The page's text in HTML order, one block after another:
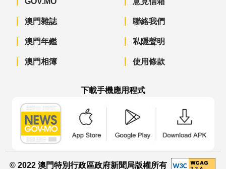
澳門雜誌
澳門年鑑
澳門相簿
聯絡我們
私隱聲明
使用條款
下載手機應用程式
© 2022 澳門特別行政區政府新聞局版權所有